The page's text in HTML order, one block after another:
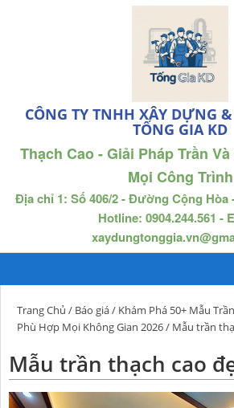
CÔNG TY TNHH XÂY DỰNG
TỐNG GIA KD
Thạch Cao - Giải Pháp Trần
Mọi Công Trình
Địa chỉ 1: Số 406/2 - Đường Cộng Hòa
Hotline: 0904.244.561 -
Trang Chủ / Báo giá/ Khám Phá 50+ Mẫu
Phù Hợp Mọi Không Gian 2026/ Mẫu trần
Mẫu trần thạch cao